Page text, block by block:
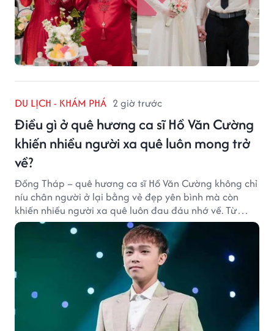
DU LỊCH - KHÁM PHÁ 2 giờ trước
Điều gì ở quê hương ca sĩ Hồ Văn Cường
khiến nhiều người xa quê luôn mong trở
về?
Đồng Tháp – quê hương ca sĩ Hồ Văn Cường không chỉ
níu chân người ở lại bằng vẻ đẹp yên bình mà còn
khiến nhiều người xa quê luôn đau đáu nhớ về. Từ
cảnh sắc, ẩm thực đến tình người mộc mạc, tất cả tạo
nên sức hút rất riêng của vùng đất sen hồng.